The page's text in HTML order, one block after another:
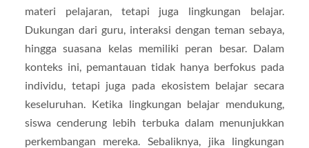
materi pelajaran, tetapi juga lingkungan belajar.
Dukungan dari guru, interaksi dengan teman sebaya,
hingga suasana kelas memiliki peran besar. Dalam
konteks ini, pemantauan tidak hanya berfokus pada
individu, tetapi juga pada ekosistem belajar secara
keseluruhan. Ketika lingkungan belajar mendukung,
siswa cenderung lebih terbuka dalam menunjukkan
perkembangan mereka. Sebaliknya, jika lingkungan